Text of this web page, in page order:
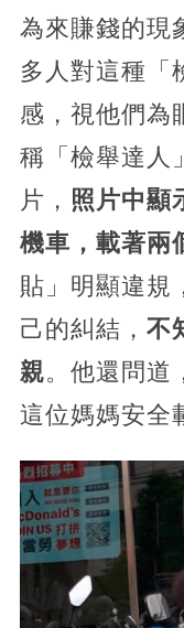
為來賺錢的現
多人對這種「
感，視他們為
稱「檢舉達人
片， 照片中顯
機車，載著兩
貼」明顯違規
己的糾結， 不
親。他還問道
這位媽媽安全